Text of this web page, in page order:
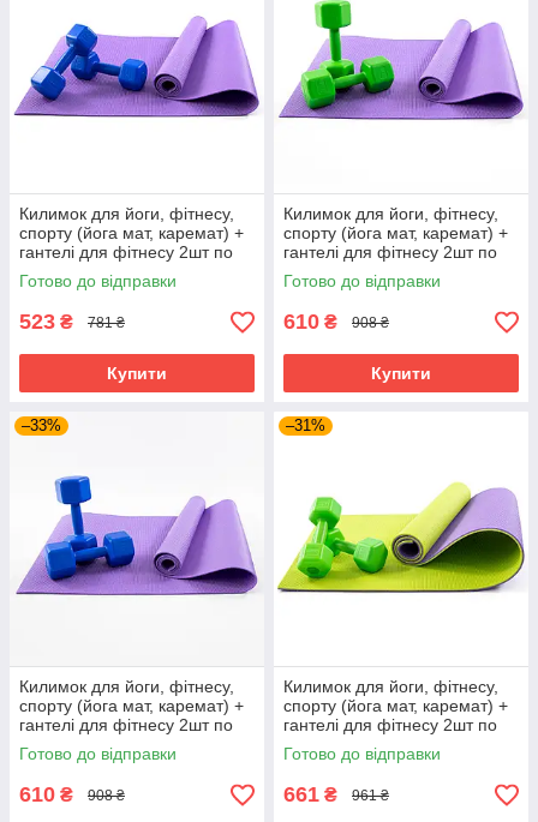
Килимок для йоги, фітнесу,
спорту (йога мат, каремат) +
гантелі для фітнесу 2шт по
2кг OSPORT Set 82 (n-0112)
Фіолетово-синій
Готово до відправки
523 ₴ 781 ₴
Купити
Килимок для йоги, фітнесу,
спорту (йога мат, каремат) +
гантелі для фітнесу 2шт по
3кг OSPORT Set 83 (n-0113)
Фіолетово-салатовий
Готово до відправки
610 ₴ 908 ₴
Купити
–33%
Килимок для йоги, фітнесу,
спорту (йога мат, каремат) +
гантелі для фітнесу 2шт по
3кг OSPORT Set 83 (n-0113)
Фіолетово-синій
Готово до відправки
610 ₴ 908 ₴
–31%
Килимок для йоги, фітнесу,
спорту (йога мат, каремат) +
гантелі для фітнесу 2шт по
2кг OSPORT Set 77 (n-0107)
Салатовий
Готово до відправки
661 ₴ 961 ₴